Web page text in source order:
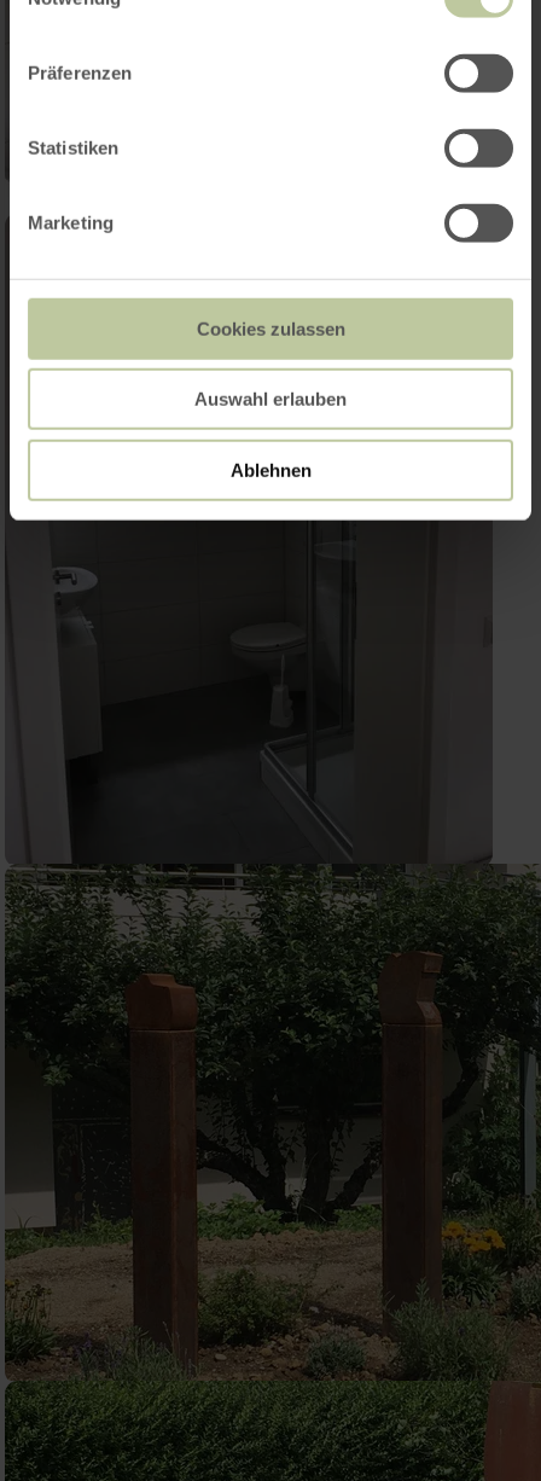
Präferenzen
Statistiken
Marketing
Cookies zulassen
Auswahl erlauben
Ablehnen